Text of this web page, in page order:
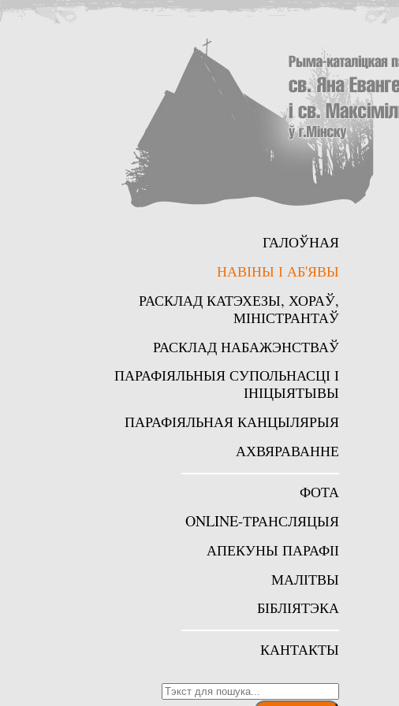
ГАЛОЎНАЯ
НАВІНЫ І АБ'ЯВЫ
РАСКЛАД КАТЭХЕЗЫ, ХОРАЎ,
МІНІСТРАНТАЎ
РАСКЛАД НАБАЖЭНСТВАЎ
ПАРАФІЯЛЬНЫЯ СУПОЛЬНАСЦІ І
ІНІЦЫЯТЫВЫ
ПАРАФІЯЛЬНАЯ КАНЦЫЛЯРЫЯ
АХВЯРАВАННЕ
ФОТА
ONLINE-ТРАНСЛЯЦЫЯ
АПЕКУНЫ ПАРАФІІ
МАЛІТВЫ
БІБЛІЯТЭКА
КАНТАКТЫ